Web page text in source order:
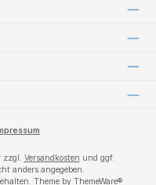
zzgl. Versandkosten und ggf.
anders angegeben.
Theme by ThemeWare®